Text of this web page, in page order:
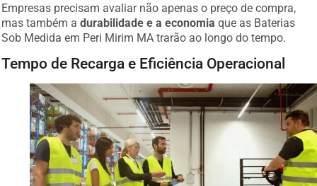
Empresas precisam avaliar não apenas o preço de compra,
mas também adurabilidade e a economia que as Baterias
Sob Medida em Peri Mirim MA trarão ao longo do tempo.
Tempo de Recarga e Eficiência Operacional